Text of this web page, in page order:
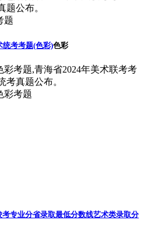
题公布。
统考考题(色彩)色彩
彩考题,青海省2024年美术联考考
考真题公布。
专业分省录取最低分数线艺术类录取分